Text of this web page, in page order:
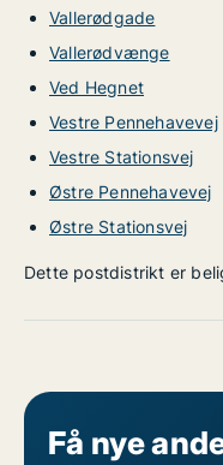
Vallerødgade
Vallerødvænge
Ved Hegnet
Vestre Pennehavevej
Vestre Stationsvej
Østre Pennehavevej
Østre Stationsvej
Dette postdistrikt er
Få nye